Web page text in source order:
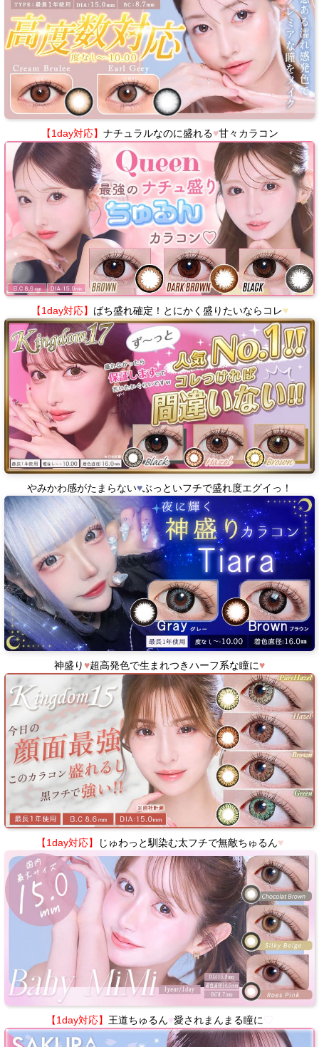
【1day対応】 ナチュラルなのに盛れる♥甘々カラコン
【1day対応】 ばち盛れ確定！とにかく盛りたいならコレ♥
やみかわ感がたまらない♥ぶっといフチで盛れ度エグイっ！
神盛り♥超高発色で生まれつきハーフ系な瞳に♥
【1day対応】 じゅわっと馴染む太フチで無敵ちゅるん♥
【1day対応】 王道ちゅるん♥愛されまんまる瞳に